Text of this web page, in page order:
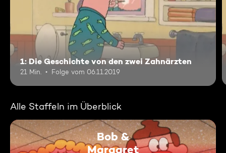
1: Die Geschichte von den zwei Zahnärzten
21 Min. Folge vom 06.11.2019
Alle Staffeln im Überblick
Bob &
Margaret